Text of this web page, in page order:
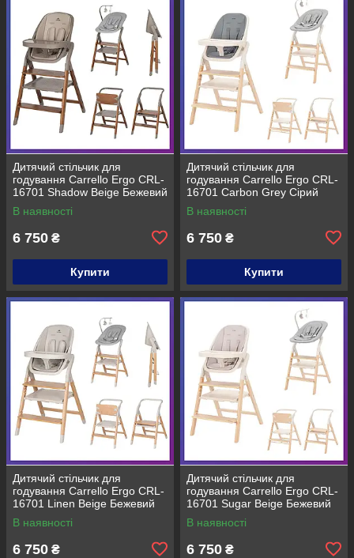
Дитячий стільчик для
годування Carrello Ergo CRL-
16701 Shadow Beige Бежевий
В наявності
6 750 ₴
Купити
Дитячий стільчик для
годування Carrello Ergo CRL-
16701 Carbon Grey Сірий
В наявності
6 750 ₴
Купити
Дитячий стільчик для
годування Carrello Ergo CRL-
16701 Linen Beige Бежевий
В наявності
6 750 ₴
Дитячий стільчик для
годування Carrello Ergo CRL-
16701 Sugar Beige Бежевий
В наявності
6 750 ₴